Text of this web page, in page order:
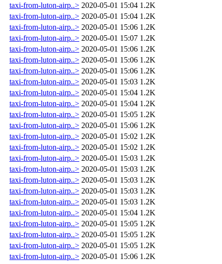
taxi-from-luton-airp..> 2020-05-01 15:04 1.2K
taxi-from-luton-airp..> 2020-05-01 15:04 1.2K
taxi-from-luton-airp..> 2020-05-01 15:06 1.2K
taxi-from-luton-airp..> 2020-05-01 15:07 1.2K
taxi-from-luton-airp..> 2020-05-01 15:06 1.2K
taxi-from-luton-airp..> 2020-05-01 15:06 1.2K
taxi-from-luton-airp..> 2020-05-01 15:06 1.2K
taxi-from-luton-airp..> 2020-05-01 15:03 1.2K
taxi-from-luton-airp..> 2020-05-01 15:04 1.2K
taxi-from-luton-airp..> 2020-05-01 15:04 1.2K
taxi-from-luton-airp..> 2020-05-01 15:05 1.2K
taxi-from-luton-airp..> 2020-05-01 15:06 1.2K
taxi-from-luton-airp..> 2020-05-01 15:02 1.2K
taxi-from-luton-airp..> 2020-05-01 15:02 1.2K
taxi-from-luton-airp..> 2020-05-01 15:03 1.2K
taxi-from-luton-airp..> 2020-05-01 15:03 1.2K
taxi-from-luton-airp..> 2020-05-01 15:03 1.2K
taxi-from-luton-airp..> 2020-05-01 15:03 1.2K
taxi-from-luton-airp..> 2020-05-01 15:03 1.2K
taxi-from-luton-airp..> 2020-05-01 15:04 1.2K
taxi-from-luton-airp..> 2020-05-01 15:05 1.2K
taxi-from-luton-airp..> 2020-05-01 15:05 1.2K
taxi-from-luton-airp..> 2020-05-01 15:05 1.2K
taxi-from-luton-airp..> 2020-05-01 15:06 1.2K